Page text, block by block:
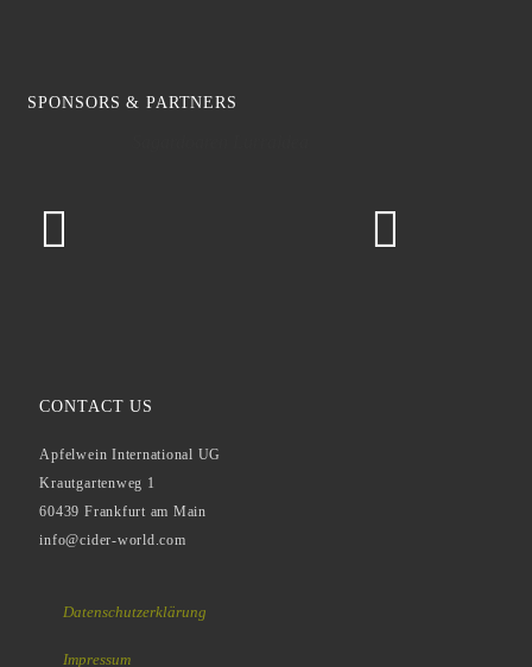
SPONSORS & PARTNERS
CONTACT US
Apfelwein International UG
Krautgartenweg 1
60439 Frankfurt am Main
info@cider-world.com
Datenschutzerklärung
Impressum